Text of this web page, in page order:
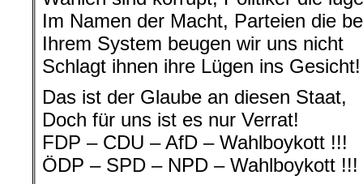
Im Namen der Macht, Parteien die
Ihrem System beugen wir uns nicht
Schlagt ihnen ihre Lügen ins Gesicht!
Das ist der Glaube an diesen Staat,
Doch für uns ist es nur Verrat!
FDP – CDU – AfD – Wahlboykott !!!
ÖDP – SPD – NPD – Wahlboykott !!!